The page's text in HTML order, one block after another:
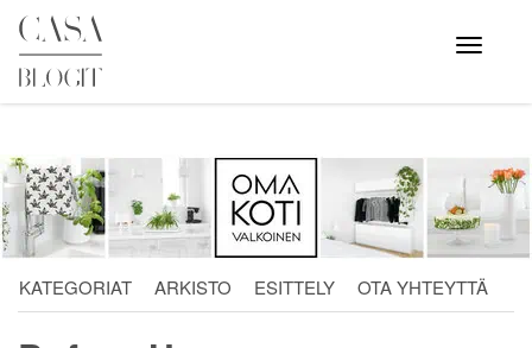
Skip
content
Avaa
valikko
KATEGORIAT ARKISTO ESITTELY OTA YHTEYTTÄ